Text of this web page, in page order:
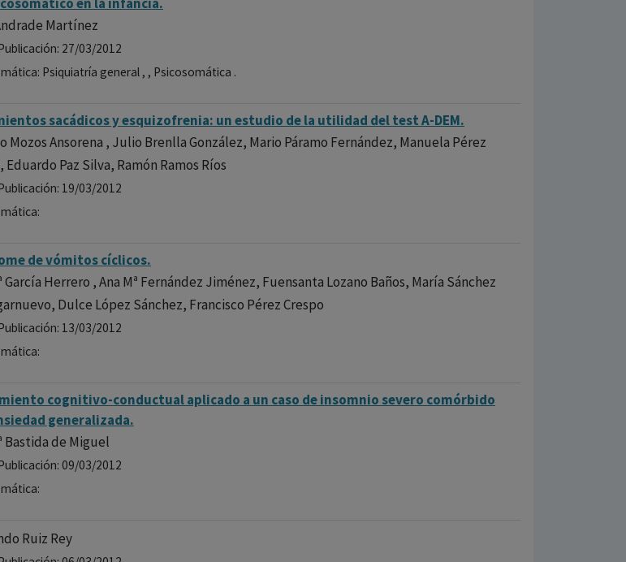
Martínez
27/03/2012
Psiquiatría general , , Psicosomática .
sacádicos y esquizofrenia: un estudio de la utilidad del test A-DEM.
Mozos Ansorena , Julio Brenlla González, Mario Páramo Fernández, Manuela Pérez
Eduardo Paz Silva, Ramón Ramos Ríos
19/03/2012
de vómitos cíclicos.
García Herrero , Ana Mª Fernández Jiménez, Fuensanta Lozano Baños, María Sánchez
Dulce López Sánchez, Francisco Pérez Crespo
13/03/2012
cognitivo-conductual aplicado a un caso de insomnio severo comórbido
generalizada.
Bastida de Miguel
09/03/2012
Ruiz Rey